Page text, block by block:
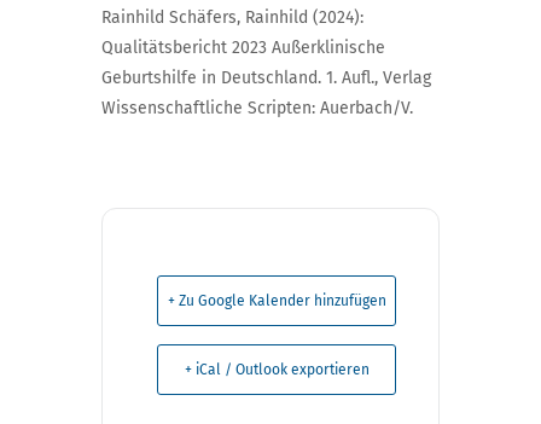
Rainhild Schäfers, Rainhild (2024):
Qualitätsbericht 2023 Außerklinische
Geburtshilfe in Deutschland. 1. Aufl., Verlag
Wissenschaftliche Scripten: Auerbach/V.
+ Zu Google Kalender hinzufügen
+ iCal / Outlook exportieren